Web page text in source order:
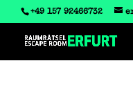
‭+49 157 92466732